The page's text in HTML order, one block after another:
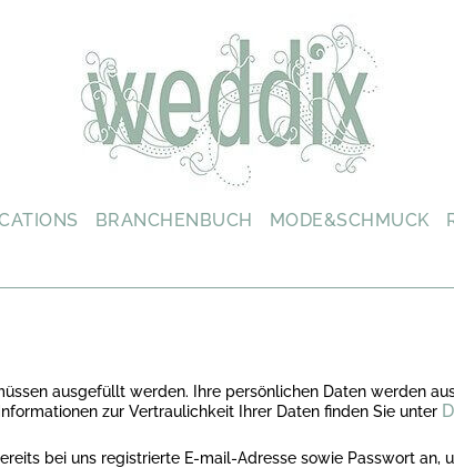
BRANCHENBUCH MODE&SCHMUCK
ausgefüllt werden. Ihre persönlichen Daten werden
zur Vertraulichkeit Ihrer Daten finden Sie unter
bei uns registrierte E-mail-Adresse sowie Passwort an,